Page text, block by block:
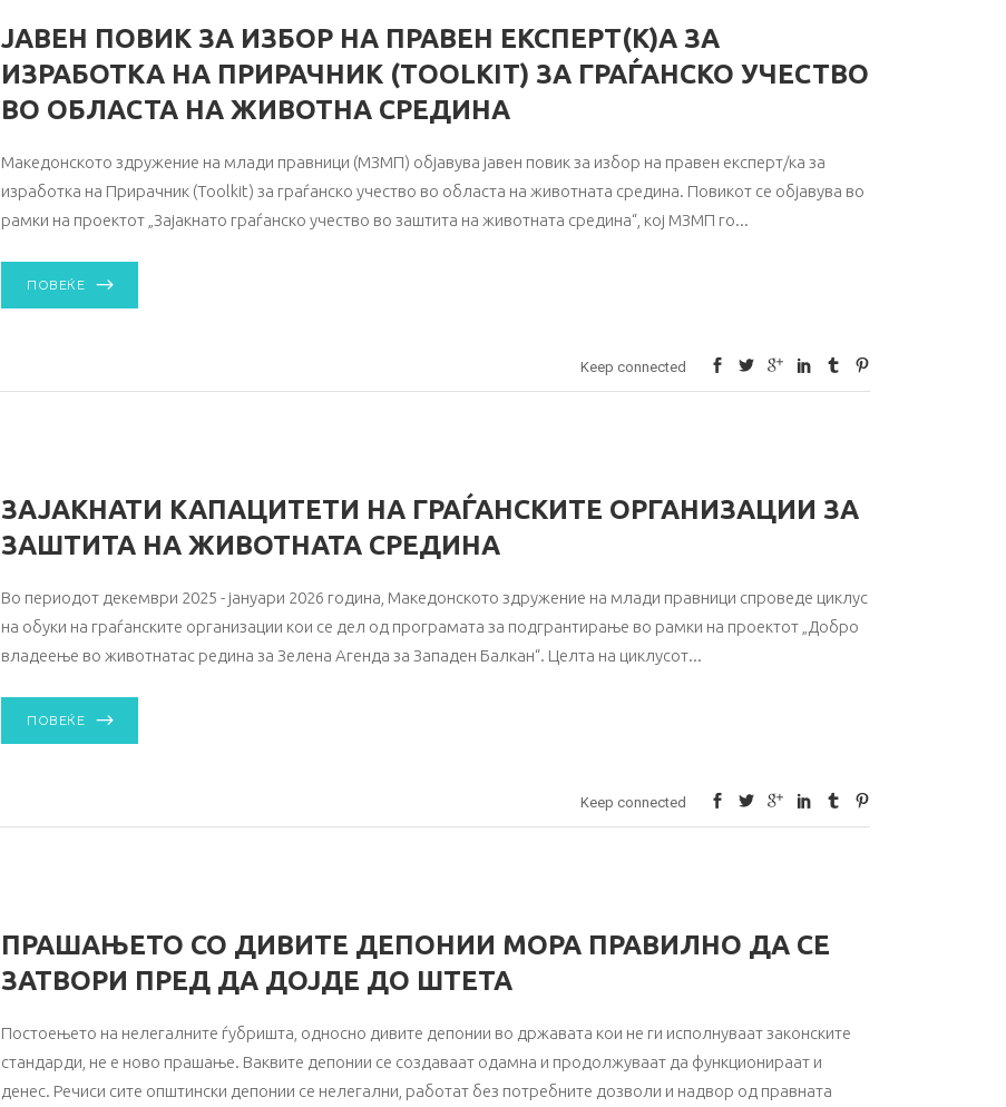
ЈАВЕН ПОВИК ЗА ИЗБОР НА ПРАВЕН ЕКСПЕРТ(К)А ЗА
ИЗРАБОТКА НА ПРИРАЧНИК (ТOOLKIT) ЗА ГРАЃАНСКО УЧЕСТВО
ВО ОБЛАСТА НА ЖИВОТНА СРЕДИНА
Македонското здружение на млади правници (МЗМП) објавува јавен повик за избор на правен експерт/ка за
изработка на Прирачник (Toolkit) за граѓанско учество во областа на животната средина. Повикот се објавува во
рамки на проектот „Зајакнато граѓанско учество во заштита на животната средина“, кој МЗМП го
ПОВЕЌЕ
Keep connected
ЗАЈАКНАТИ КАПАЦИТЕТИ НА ГРАЃАНСКИТЕ ОРГАНИЗАЦИИ ЗА
ЗАШТИТА НА ЖИВОТНАТА СРЕДИНА
Во периодот декември 2025 - јануари 2026 година, Македонското здружение на млади правници спроведе циклус
на обуки на граѓанските организации кои се дел од програмата за подгрантирање во рамки на проектот „Добро
владеење во животнатас редина за Зелена Агенда за Западен Балкан“. Целта на циклусот
ПОВЕЌЕ
Keep connected
ПРАШАЊЕТО СО ДИВИТЕ ДЕПОНИИ МОРА ПРАВИЛНО ДА СЕ
ЗАТВОРИ ПРЕД ДА ДОЈДЕ ДО ШТЕТА
Постоењето на нелегалните ѓубришта, односно дивите депонии во државата кои не ги исполнуваат законските
стандарди, не е ново прашање. Ваквите депонии се создаваат одамна и продолжуваат да функционираат и
денес. Речиси сите општински депонии се нелегални, работат без потребните дозволи и надвор од правната